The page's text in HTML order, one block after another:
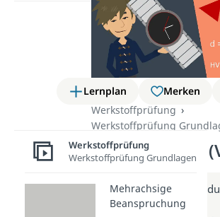
Lernplan Merken
Werkstoffprüfung
Werkstoffprüfung
Härteprüfung
Weitere Infos erhältst
zum Video
Werkstoffprüfung
Werkstoffprüfung Grundlagen
Mehrachsige
Beanspruchung